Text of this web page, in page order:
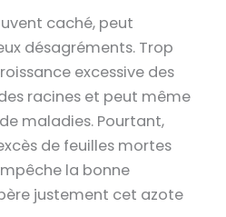
caché, peut
désagréments. Trop
excessive des
racines et peut même
maladies. Pourtant,
de feuilles mortes
la bonne
justement cet azote